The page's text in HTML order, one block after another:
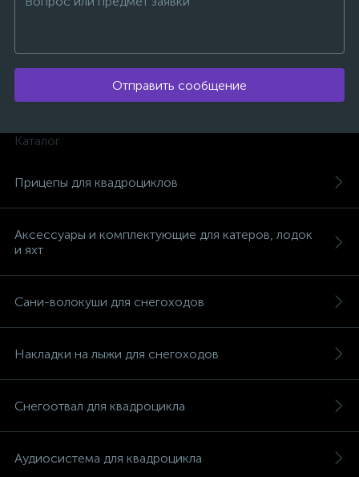
Отправить сообщение
Каталог
Прицепы для квадроциклов
Аксессуары и комплектующие для катеров, лодок
и яхт
Сани-волокуши для снегоходов
Накладки на лыжи для снегоходов
Снегоотвал для квадроцикла
Аудиосистема для квадроцикла